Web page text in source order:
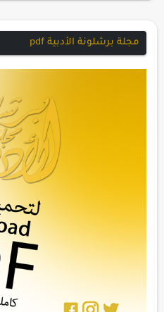
مجلة برشلونة الأدبية pdf